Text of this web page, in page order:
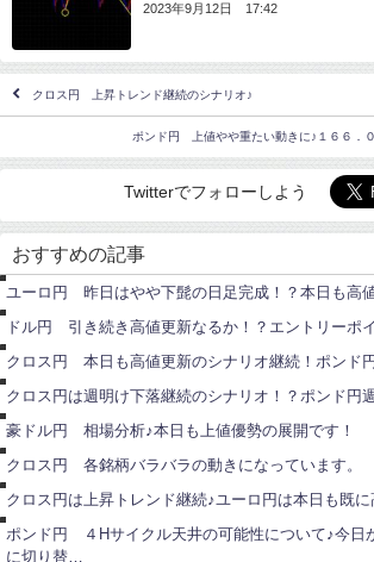
2023年9月12日 17:42
クロス円 上昇トレンド継続のシナリオ♪
ポンド円 上値やや重たい動きに♪１６６．
Twitterでフォローしよう
おすすめの記事
ユーロ円 昨日はやや下髭の日足完成！？本日も高
ドル円 引き続き高値更新なるか！？エントリーポ
クロス円 本日も高値更新のシナリオ継続！ポンド
クロス円は週明け下落継続のシナリオ！？ポンド円
豪ドル円 相場分析♪本日も上値優勢の展開です！
クロス円 各銘柄バラバラの動きになっています。
クロス円は上昇トレンド継続♪ユーロ円は本日も既に
ポンド円 ４Hサイクル天井の可能性について♪今日
に切り替…